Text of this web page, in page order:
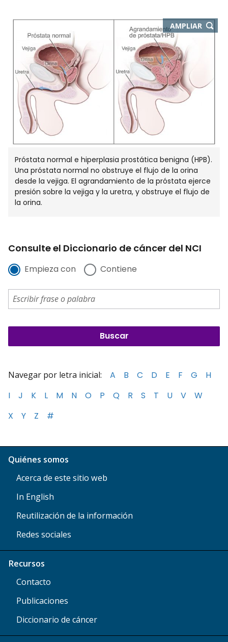
AMPLIAR-
ABRE
Próstata normal e hiperplasia prostática benigna (HPB).
Una próstata normal no obstruye el flujo de la orina
desde la vejiga. El agrandamiento de la próstata ejerce
presión sobre la vejiga y la uretra, y obstruye el flujo de
la orina.
Consulte el Diccionario de cáncer del NCI
Empieza con Contiene
Navegar por letra inicial: A B C D E F G
H
I
J K L M N O P Q R S T U V
W
X
Y Z #
Quiénes somos
Acerca de este sitio web
In English
Reutilización de la información
Redes sociales
Recursos
Contacto
Publicaciones
Diccionario de cáncer